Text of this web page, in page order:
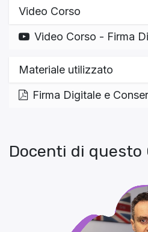
Video Corso
Materiale utilizzato
Docenti di questo